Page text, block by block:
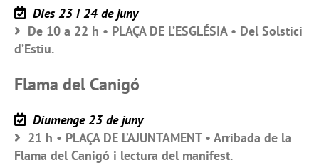
Dies 23 i 24 de juny
De 10 a 22 h • PLAÇA DE L’ESGLÉSIA • Del Solstici
d’Estiu.
Flama del Canigó
Diumenge 23 de juny
21 h • PLAÇA DE L’AJUNTAMENT • Arribada de la
Flama del Canigó i lectura del manifest.